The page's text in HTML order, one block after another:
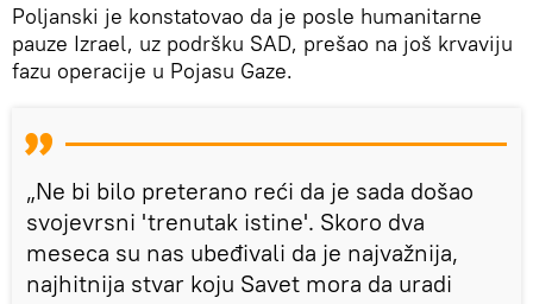
Poljanski je konstatovao da je posle humanitarne
pauze Izrael, uz podršku SAD, prešao na još krvaviju
fazu operacije u Pojasu Gaze.
„Ne bi bilo preterano reći da je sada došao
svojevrsni 'trenutak istine'. Skoro dva
meseca su nas ubeđivali da je najvažnija,
najhitnija stvar koju Savet mora da uradi